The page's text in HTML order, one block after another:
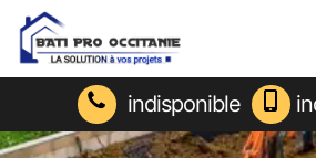
indisponible